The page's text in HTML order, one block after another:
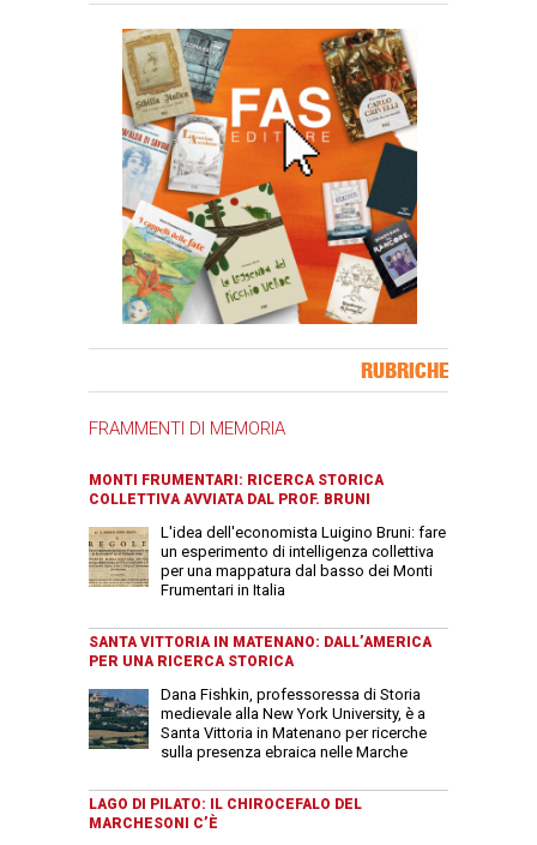
RUBRICHE
FRAMMENTI DI MEMORIA
MONTI FRUMENTARI: RICERCA STORICA
COLLETTIVA AVVIATA DAL PROF. BRUNI
L'idea dell'economista Luigino Bruni: fare
un esperimento di intelligenza collettiva
per una mappatura dal basso dei Monti
Frumentari in Italia
SANTA VITTORIA IN MATENANO: DALL’AMERICA
PER UNA RICERCA STORICA
Dana Fishkin, professoressa di Storia
medievale alla New York University, è a
Santa Vittoria in Matenano per ricerche
sulla presenza ebraica nelle Marche
LAGO DI PILATO: IL CHIROCEFALO DEL
MARCHESONI C’È